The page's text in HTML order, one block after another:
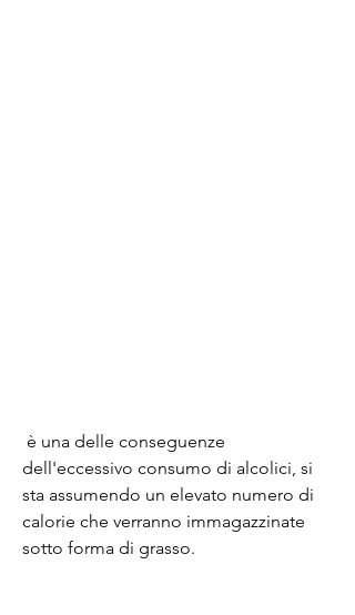
dell'eccessivo consumo di alcolici, si
sta assumendo un elevato numero di
calorie che verranno immagazzinate
sotto forma di grasso.